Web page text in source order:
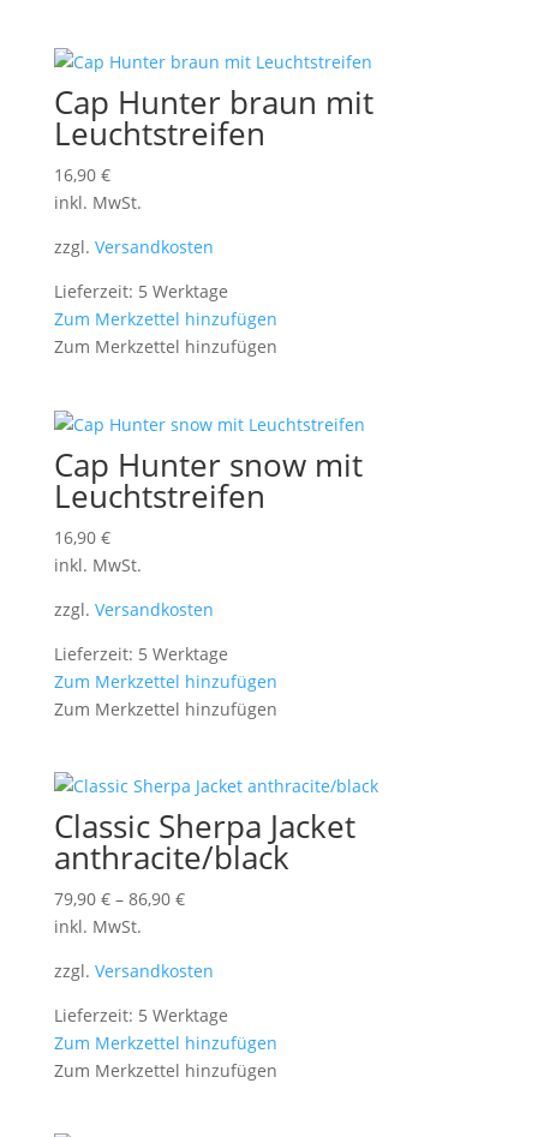
Cap Hunter braun mit
Leuchtstreifen
16,90 €
inkl. MwSt.
zzgl. Versandkosten
Lieferzeit: 5 Werktage
Zum Merkzettel hinzufügen
Zum Merkzettel hinzufügen
Cap Hunter snow mit
Leuchtstreifen
16,90 €
inkl. MwSt.
zzgl. Versandkosten
Lieferzeit: 5 Werktage
Zum Merkzettel hinzufügen
Zum Merkzettel hinzufügen
Classic Sherpa Jacket
anthracite/black
79,90 €– 86,90 €
inkl. MwSt.
zzgl. Versandkosten
Lieferzeit: 5 Werktage
Zum Merkzettel hinzufügen
Zum Merkzettel hinzufügen